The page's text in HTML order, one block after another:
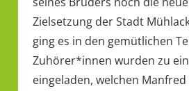
Zielsetzung der Stadt
ging es in den gemütlichen
Zuhörer*innen wurden zu
eingeladen, welchen